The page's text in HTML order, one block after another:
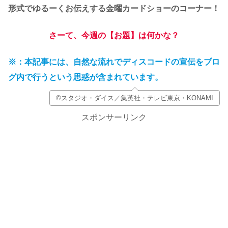
形式でゆるーくお伝えする金曜カードショーのコーナー！
さーて、今週の【お題】は何かな？
※：本記事には、自然な流れでディスコードの宣伝をブロ
グ内で行うという思惑が含まれています。
©スタジオ・ダイス／集英社・テレビ東京・KONAMI
スポンサーリンク